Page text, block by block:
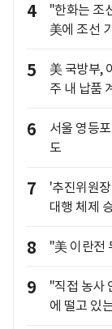
4
"한화는 조
美에 조선
5
美 국방부,
주 내 납품
6
서울 영등
도
7
'추진위원
대행 체제
8 "美 이란전
9
"직접 농사
에 떨고 있